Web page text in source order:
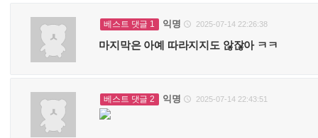
베스트 댓글 1 익명  2025-07-14 22:26:38
마지막은 아예 따라지지도 않잖아 ㅋㅋ
베스트 댓글 2 익명  2025-07-14 22:43:51